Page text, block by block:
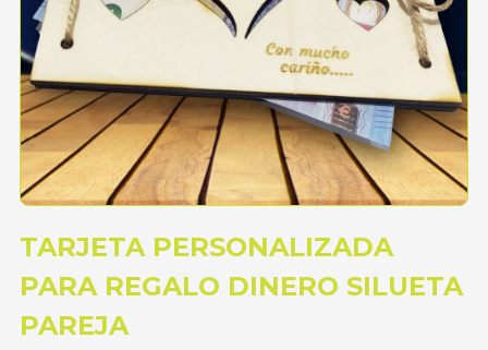
TARJETA PERSONALIZADA
PARA REGALO DINERO SILUETA
PAREJA